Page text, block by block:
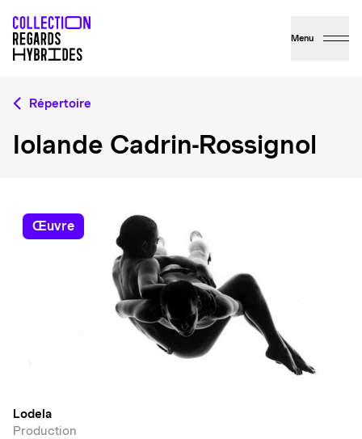
Menu
Répertoire
Iolande Cadrin-Rossignol
œuvre
Lodela
Production